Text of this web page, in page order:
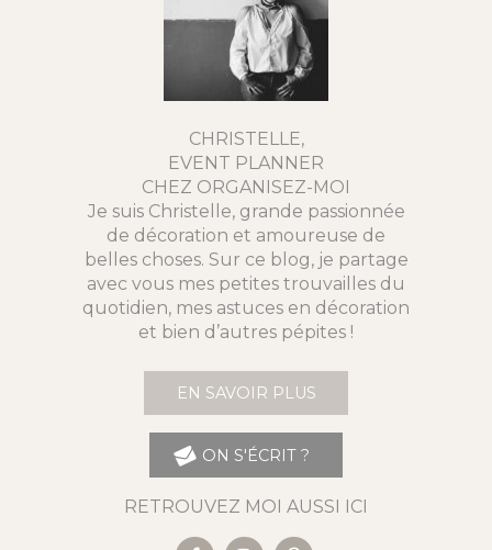
CHRISTELLE,
EVENT PLANNER
CHEZ ORGANISEZ-MOI
Je suis Christelle, grande passionnée
de décoration et amoureuse de
belles choses. Sur ce blog, je partage
avec vous mes petites trouvailles du
quotidien, mes astuces en décoration
et bien d’autres pépites !
EN SAVOIR PLUS
ON S'ÉCRIT ?
RETROUVEZ MOI AUSSI ICI